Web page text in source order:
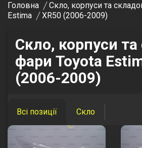
Головна Скло, корпуси та
Estima
XR50 (2006-2009)
Скло, корпуси та
фари Toyota
(2006-2009)
Всі позиції Скло